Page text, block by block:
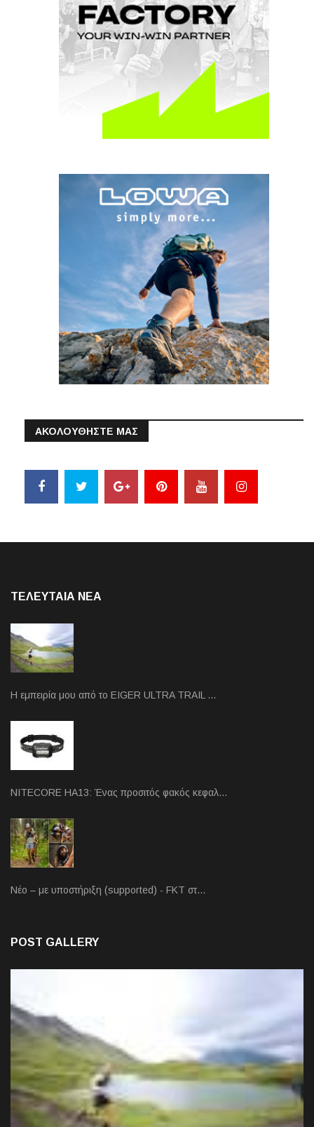
ΑΚΟΛΟΥΘΗΣΤΕ ΜΑΣ
ΤΕΛΕΥΤΑΙΑ NEA
Η εμπειρία μου από το EIGER ULTRA TRAIL …
NITECORE HA13: Ένας προσιτός φακός κεφαλ…
Νέο – με υποστήριξη (supported) - FKT στ…
POST GALLERY